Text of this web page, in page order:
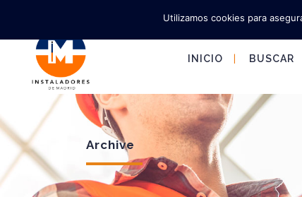
INICIO BUSCAR
Archive
Utilizamos cookies para